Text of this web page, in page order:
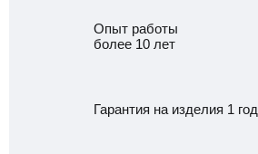
Опыт работы
более 10 лет
Гарантия на изделия 1 год